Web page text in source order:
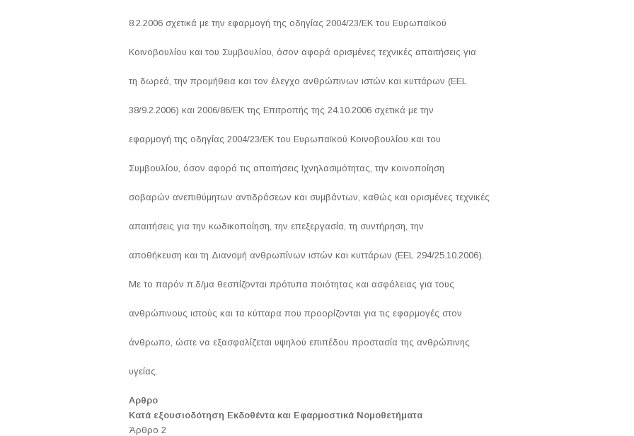
8.2.2006 σχετικά με την εφαρμογή της οδηγίας 2004/23/ΕΚ του Ευρωπαϊκού
Κοινοβουλίου και του Συμβουλίου, όσον αφορά ορισμένες τεχνικές απαιτήσεις για
τη δωρεά, την προμήθεια και τον έλεγχο ανθρώπινων ιστών και κυττάρων (EEL
38/9.2.2006) και 2006/86/ΕΚ της Επιτροπής της 24.10.2006 σχετικά με την
εφαρμογή της οδηγίας 2004/23/ΕΚ του Ευρωπαϊκού Κοινοβουλίου και του
Συμβουλίου, όσον αφορά τις απαιτήσεις Ιχνηλασιμότητας, την κοινοποίηση
σοβαρών ανεπιθύμητων αντιδράσεων και συμβάντων, καθώς και ορισμένες τεχνικές
απαιτήσεις για την κωδικοποίηση, την επεξεργασία, τη συντήρηση, την
αποθήκευση και τη Διανομή ανθρωπίνων ιστών και κυττάρων (EEL 294/25.10.2006).
Με το παρόν π.δ/μα θεσπίζονται πρότυπα ποιότητας και ασφάλειας για τους
ανθρώπινους ιστούς και τα κύτταρα που προορίζονται για τις εφαρμογές στον
άνθρωπο, ώστε να εξασφαλίζεται υψηλού επιπέδου προστασία της ανθρώπινης
υγείας.
Αρθρο
Κατά εξουσιοδότηση Εκδοθέντα και Εφαρμοστικά Νομοθετήματα
Άρθρο 2